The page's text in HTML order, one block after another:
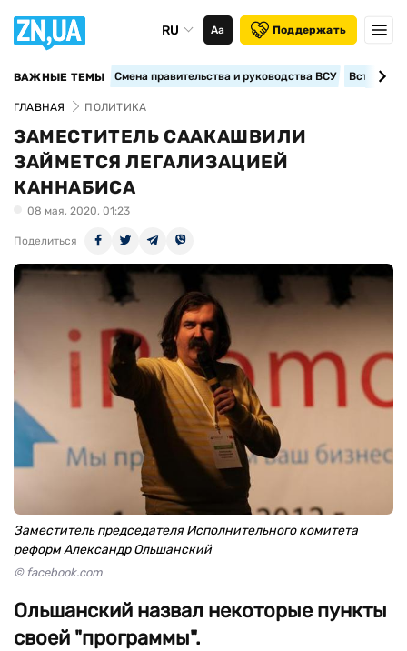
RU Аа Поддержать
ВАЖНЫЕ ТЕМЫ Смена правительства и руководства ВСУ
ГЛАВНАЯ ПОЛИТИКА
ЗАМЕСТИТЕЛЬ СААКАШВИЛИ
ЗАЙМЕТСЯ ЛЕГАЛИЗАЦИЕЙ
КАННАБИСА
08 мая, 2020, 01:23
Поделиться
Заместитель председателя Исполнительного комитета
реформ Александр Ольшанский
© facebook.com
Ольшанский назвал некоторые пункты
своей "программы".